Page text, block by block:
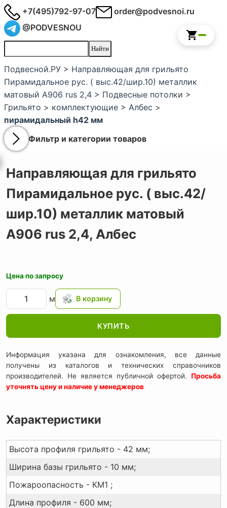
+7(495)792-97-07
order@podvesnoi.ru
@PODVESNOU
Подвесной.РУ > Направляющая для грильято
Пирамидальное рус. ( выс.42/шир.10) металлик
матовый А906 rus 2,4 > Подвесные потолки >
Грильято > комплектующие > Албес >
пирамидальный h42 мм
Фильтр и категории товаров
Направляющая для грильято
Пирамидальное рус. ( выс.42/
шир.10) металлик матовый
А906 rus 2,4, Албес
Цена по запросу
м
КУПИТЬ
Информация указана для ознакомления, все данные
получены из каталогов и технических справочников
производителей. Не является публичной офертой. Просьба
уточнять цену и наличие у менеджеров
Характеристики
Высота профиля грильято - 42 мм;
Ширина базы грильято - 10 мм;
Пожароопасность - КМ1 ;
Длина профиля - 600 мм;